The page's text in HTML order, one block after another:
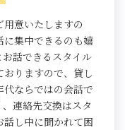
意いたしますの
集中できるのも嬉
話できるスタイル
りますので、貸し
ならではの会話で
連絡先交換はスタ
話し中に聞かれて困